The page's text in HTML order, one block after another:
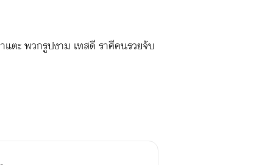
แตะ พวกรูปงาม เทสดี ราศีคนรวยจับ